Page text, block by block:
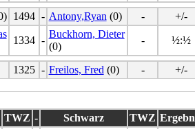
1494 - Antony,Ryan (0) - +/-
1334 -
Buckhorn, Dieter
(0)
- ½:½
1325 - Freilos, Fred (0) - +/-
TWZ - Schwarz TWZ